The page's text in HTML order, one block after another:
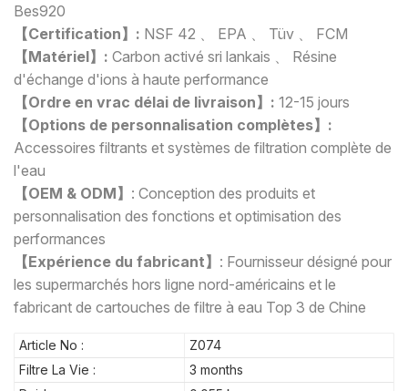
Bes920
【Certification】: NSF 42 、 EPA 、 Tüv 、 FCM
【Matériel】: Carbon activé sri lankais 、 Résine
d'échange d'ions à haute performance
【Ordre en vrac délai de livraison】: 12-15 jours
【Options de personnalisation complètes】:
Accessoires filtrants et systèmes de filtration complète de
l'eau
【OEM & ODM】 : Conception des produits et
personnalisation des fonctions et optimisation des
performances
【Expérience du fabricant】 : Fournisseur désigné pour
les supermarchés hors ligne nord-américains et le
fabricant de cartouches de filtre à eau Top 3 de Chine
Article No :
Z074
Filtre La Vie :
3 months